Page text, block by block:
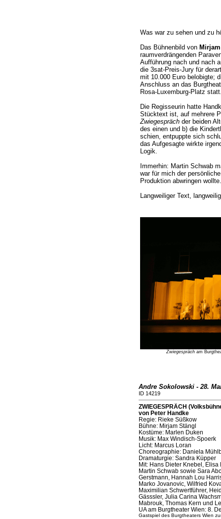
Was war zu sehen und zu
Das Bühnenbild von
raumverdrängenden
Aufführung nach und nach
die 3sat-Preis-Jury für
mit 10.000 Euro belobigte;
Anschluss an das
Rosa-Luxemburg-Platz
Die Regisseurin hatte
Stücktext ist, auf mehrere
Zwiegesprächder beiden
des einen und b) die
schien, entpuppte sich
das Aufgesagte wirkte
Logik.
Immerhin: Martin Schwab
war für mich der
Produktion abwringen wollte.
Langweiliger Text,
Zwiegespräch am
Andre Sokolowski - 28.
ID 14219
ZWIEGESPRÄCH
von Peter Handke
Regie: Rieke Süßkow
Bühne: Mirjam Stängl
Kostüme: Marlen Duken
Musik: Max Windisch-Spoerk
Licht: Marcus Loran
Choreographie: Daniela
Dramaturgie: Sandra Küpper
Mit: Hans Dieter Knebel,
Martin Schwab sowie Sara
Gerstmann, Hannah Lou
Marko Jovanovic, Wilfried
Maximilian Schwertführer,
Gässsler, Julia Carina
Mabrouk, Thomas Kern und
UA am Burgtheater Wien: 8.
Gastspiel des Burgtheaters Wien